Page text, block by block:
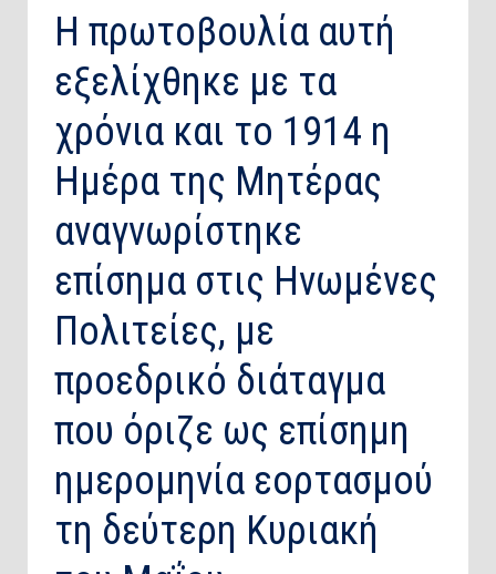
Η πρωτοβουλία αυτή
εξελίχθηκε με τα
χρόνια και το 1914 η
Ημέρα της Μητέρας
αναγνωρίστηκε
επίσημα στις Ηνωμένες
Πολιτείες, με
προεδρικό διάταγμα
που όριζε ως επίσημη
ημερομηνία εορτασμού
τη δεύτερη Κυριακή